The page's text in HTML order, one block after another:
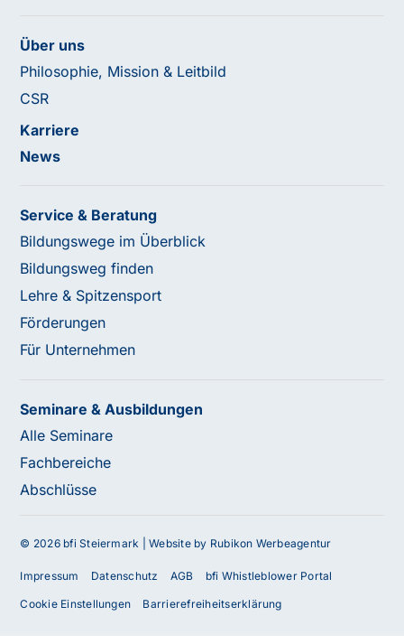
Über uns
Philosophie, Mission & Leitbild
CSR
Karriere
News
Service & Beratung
Bildungswege im Überblick
Bildungsweg finden
Lehre & Spitzensport
Förderungen
Für Unternehmen
Seminare & Ausbildungen
Alle Seminare
Fachbereiche
Abschlüsse
© 2026 bfi Steiermark |Website by Rubikon Werbeagentur
Impressum Datenschutz AGB bfi Whistleblower Portal
Cookie Einstellungen Barrierefreiheitserklärung